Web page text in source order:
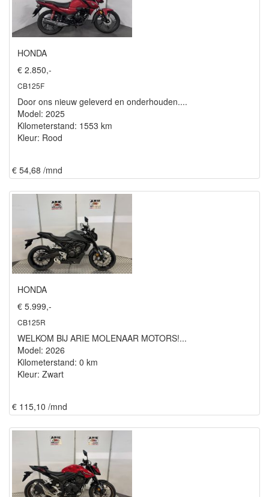
HONDA
€ 2.850,-
CB125F
Door ons nieuw geleverd en onderhouden....
Model: 2025
Kilometerstand: 1553 km
Kleur: Rood
€ 54,68 /mnd
HONDA
€ 5.999,-
CB125R
WELKOM BIJ ARIE MOLENAAR MOTORS!...
Model: 2026
Kilometerstand: 0 km
Kleur: Zwart
€ 115,10 /mnd